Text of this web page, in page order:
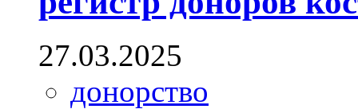
27.03.2025
донорство